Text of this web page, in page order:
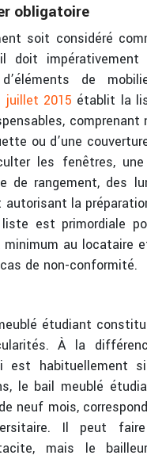
obligatoire
soit considéré
impérativement
de
juillet 2015 établit la
comprenant
ou d’une
les fenêtres,
de rangement, des
autorisant la
est primordiale
au locataire
de non-conformité.
étudiant
À la
est habituellement
le bail meublé
neuf mois,
Il peut
mais le